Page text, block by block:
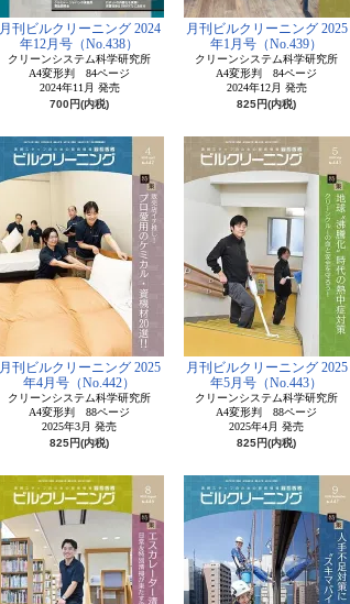
月刊ビルクリーニング 2024
年12月号（No.438）
クリーンシステム科学研究所
A4変形判 84ページ
2024年11月 発売
700円(内税)
月刊ビルクリーニング 2025
年1月号（No.439）
クリーンシステム科学研究所
A4変形判 84ページ
2024年12月 発売
825円(内税)
月刊ビルクリーニング 2025
年4月号（No.442）
クリーンシステム科学研究所
A4変形判 88ページ
2025年3月 発売
825円(内税)
月刊ビルクリーニング 2025
年5月号（No.443）
クリーンシステム科学研究所
A4変形判 88ページ
2025年4月 発売
825円(内税)